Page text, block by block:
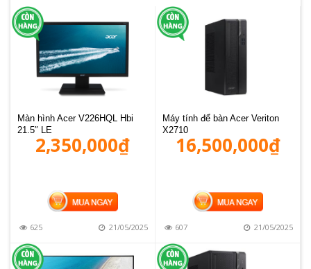
Màn hình Acer V226HQL Hbi
21.5″ LE
2,350,000₫
MUA HÀNG
625 21/05/2025
Máy tính để bàn Acer Veriton
X2710
16,500,000₫
MUA HÀNG
607 21/05/2025